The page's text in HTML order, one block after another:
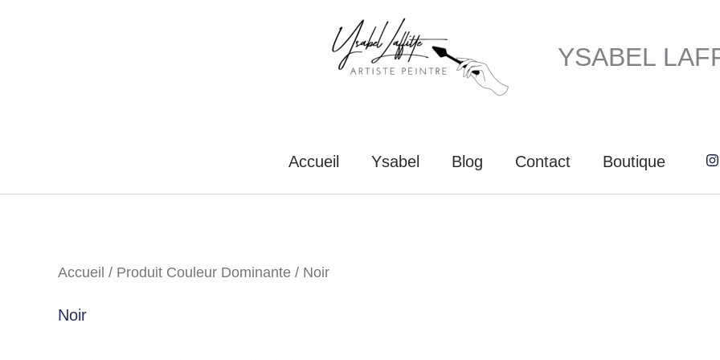
YSABEL
Accueil Ysabel Blog Contact Boutique
Accueil / Produit Couleur Dominante / Noir
Noir